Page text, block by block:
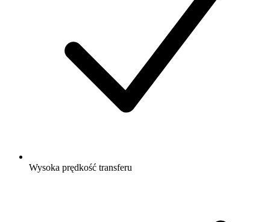
Wysoka prędkość transferu